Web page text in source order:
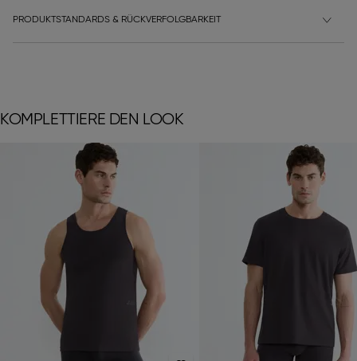
PRODUKTSTANDARDS & RÜCKVERFOLGBARKEIT
KOMPLETTIERE DEN LOOK